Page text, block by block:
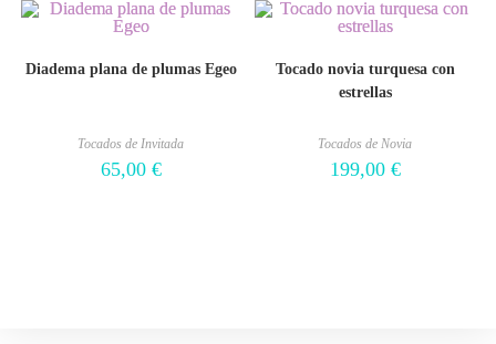
Diadema plana de plumas Egeo
Tocados de Invitada
65,00 €
Tocado novia turquesa con
estrellas
Tocados de Novia
199,00 €